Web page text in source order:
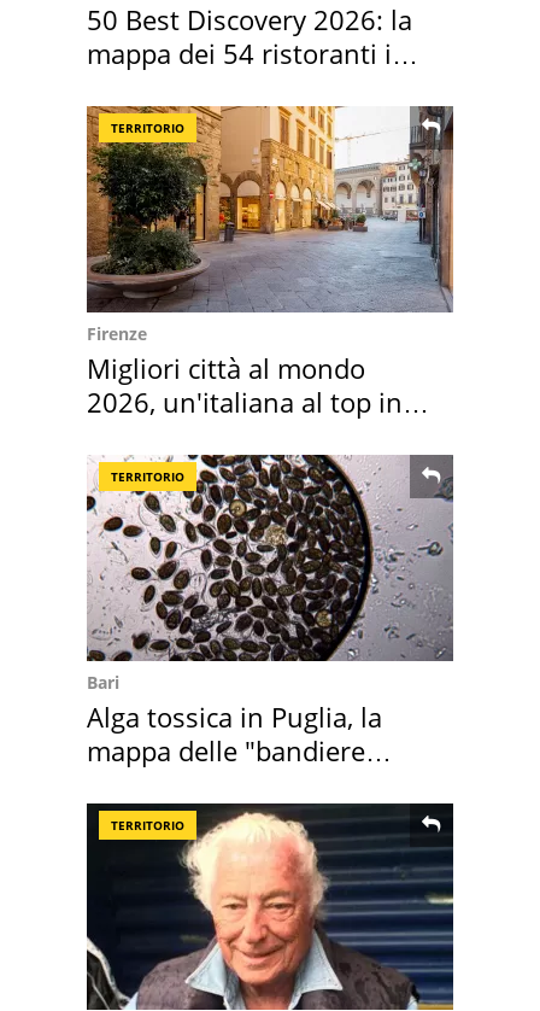
50 Best Discovery 2026: la
mappa dei 54 ristoranti in
TERRITORIO
Firenze
Migliori città al mondo
2026, un'italiana al top in
TERRITORIO
Bari
Alga tossica in Puglia, la
mappa delle "bandiere
TERRITORIO